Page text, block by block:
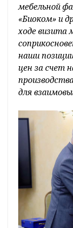
мебельной
«Биоком» и
ходе визита
наши
цен за счет
для